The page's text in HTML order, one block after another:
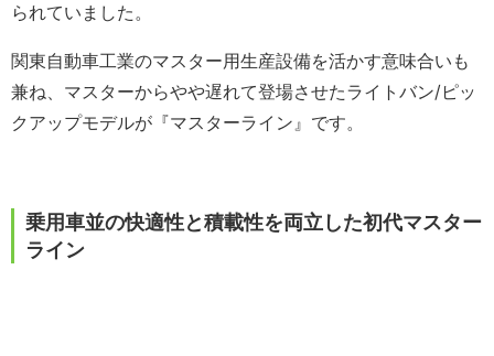
られていました。
関東自動車工業のマスター用生産設備を活かす意味合いも
兼ね、マスターからやや遅れて登場させたライトバン/ピッ
クアップモデルが『マスターライン』です。
乗用車並の快適性と積載性を両立した初代マスター
ライン